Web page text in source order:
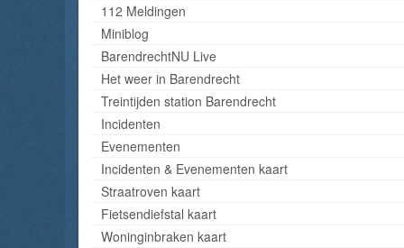
112 Meldingen
Miniblog
BarendrechtNU Live
Het weer in Barendrecht
Treintijden station Barendrecht
Incidenten
Evenementen
Incidenten & Evenementen kaart
Straatroven kaart
Fietsendiefstal kaart
Woninginbraken kaart